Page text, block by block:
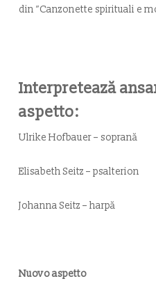
din ”Canzonette spirituali e
Interpretează
aspetto:
Ulrike Hofbauer – soprană
Elisabeth Seitz – psalterion
Johanna Seitz – harpă
Nuovo aspetto